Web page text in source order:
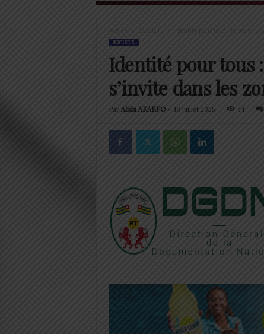
Accueil Identité pour tous : le projet
SOCIÉTÉ
Identité pour tous
s’invite dans les
Par Alida AKAKPO- 18 juillet 2025 44